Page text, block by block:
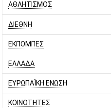
ΑΘΛΗΤΙΣΜΟΣ
ΔΙΕΘΝΗ
ΕΚΠΟΜΠΕΣ
ΕΛΛΑΔΑ
ΕΥΡΩΠΑΪΚΗ ΕΝΩΣΗ
ΚΟΙΝΟΤΗΤΕΣ